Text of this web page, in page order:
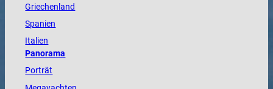
Griechenland
Spanien
Italien
Panorama
Porträt